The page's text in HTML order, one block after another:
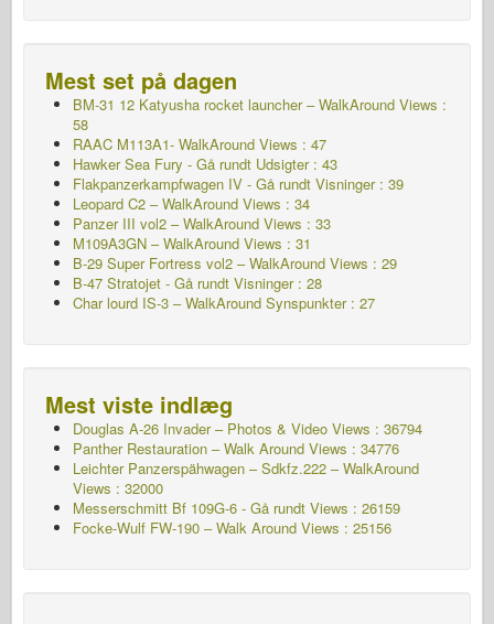
Mest set på dagen
BM-31 12 Katyusha rocket launcher – WalkAround Views :
58
RAAC M113A1- WalkAround Views : 47
Hawker Sea Fury - Gå rundt Udsigter : 43
Flakpanzerkampfwagen IV - Gå rundt Visninger : 39
Leopard C2 – WalkAround Views : 34
Panzer III vol2 – WalkAround Views : 33
M109A3GN – WalkAround Views : 31
B-29 Super Fortress vol2 – WalkAround Views : 29
B-47 Stratojet - Gå rundt Visninger : 28
Char lourd IS-3 – WalkAround Synspunkter : 27
Mest viste indlæg
Douglas A-26 Invader – Photos & Video Views : 36794
Panther Restauration – Walk Around Views : 34776
Leichter Panzerspähwagen – Sdkfz.222 – WalkAround
Views : 32000
Messerschmitt Bf 109G-6 - Gå rundt Views : 26159
Focke-Wulf FW-190 – Walk Around Views : 25156